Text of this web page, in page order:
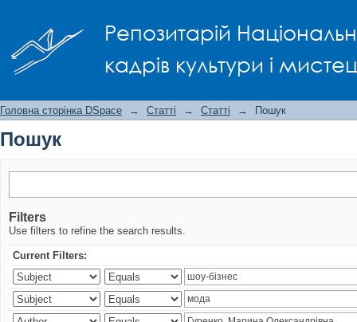
Репозитарій
кадрів культури і
Головна сторінка DSpace → Статті → Статті → Пошук
Пошук
Filters
Use filters to refine the search results.
Current Filters: